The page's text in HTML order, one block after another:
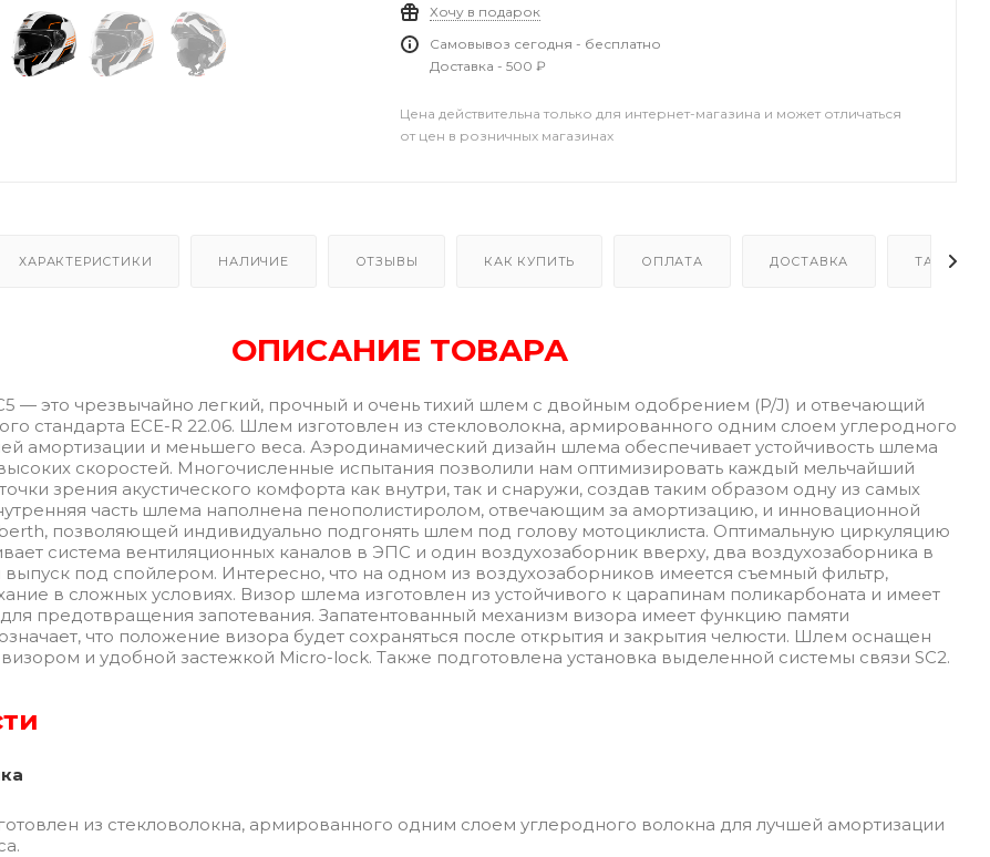
Хочу в подарок
Самовывоз сегодня - бесплатно
Доставка - 500 ₽
Цена действительна только для интернет-магазина и может отличаться
от цен в розничных магазинах
ХАРАКТЕРИСТИКИ НАЛИЧИЕ ОТЗЫВЫ КАК КУПИТЬ ОПЛАТА ДОСТАВКА ТАБЛИЦА
ОПИСАНИЕ ТОВАРА
— это чрезвычайно легкий, прочный и очень тихий шлем с двойным одобрением (P/J) и отвечающий
стандарта ECE-R 22.06. Шлем изготовлен из стекловолокна, армированного одним слоем углеродного
амортизации и меньшего веса. Аэродинамический дизайн шлема обеспечивает устойчивость шлема
скоростей. Многочисленные испытания позволили нам оптимизировать каждый мельчайший
зрения акустического комфорта как внутри, так и снаружи, создав таким образом одну из самых
часть шлема наполнена пенополистиролом, отвечающим за амортизацию, и инновационной
позволяющей индивидуально подгонять шлем под голову мотоциклиста. Оптимальную циркуляцию
система вентиляционных каналов в ЭПС и один воздухозаборник вверху, два воздухозаборника в
выпуск под спойлером. Интересно, что на одном из воздухозаборников имеется съемный фильтр,
в сложных условиях. Визор шлема изготовлен из устойчивого к царапинам поликарбоната и имеет
для предотвращения запотевания. Запатентованный механизм визора имеет функцию памяти
что положение визора будет сохраняться после открытия и закрытия челюсти. Шлем оснащен
и удобной застежкой Micro-lock. Также подготовлена ​​установка выделенной системы связи SC2.
из стекловолокна, армированного одним слоем углеродного волокна для лучшей амортизации